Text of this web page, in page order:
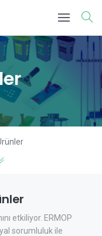
etkiliyor. ERMOP
sorumluluk ile